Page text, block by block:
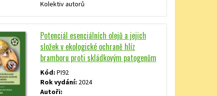
Kolektiv autorů
Potenciál esenciálních olejů a jejich
složek v ekologické ochraně hlíz
bramboru proti skládkovým patogenům
Kód: PI92
Rok vydání: 2024
Autoři: